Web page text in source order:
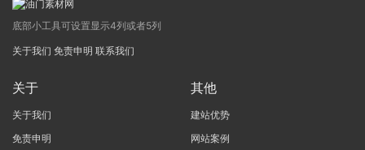
底部小工具可设置显示4列或者5列
关于我们 免责申明 联系我们
关于
关于我们
免责申明
其他
建站优势
网站案例